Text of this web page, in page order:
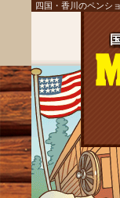
四国・香川のペンシ